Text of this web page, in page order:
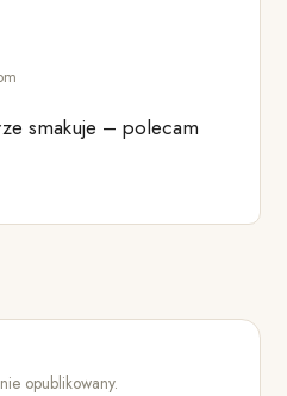
smakuje – polecam
opublikowany.